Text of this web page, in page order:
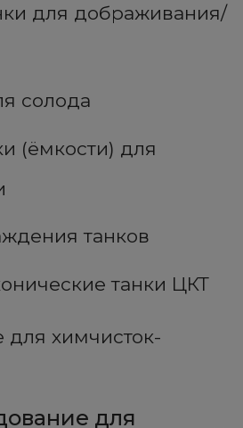
для дображивания/
солода
(ёмкости) для
танков
танки ЦКТ
химчисток-
для